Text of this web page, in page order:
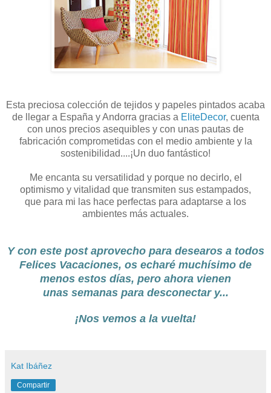
Esta preciosa colección de tejidos y papeles pintados acaba
de llegar a España y Andorra gracias a EliteDecor, cuenta
con unos precios asequibles y con unas pautas de
fabricación comprometidas con el medio ambiente y la
sostenibilidad....¡Un duo fantástico!
Me encanta su versatilidad y porque no decirlo, el
optimismo y vitalidad que transmiten sus estampados,
que para mi las hace perfectas para adaptarse a los
ambientes más actuales.
Y con este post aprovecho para desearos a todos
Felices Vacaciones, os echaré muchísimo de
menos estos días, pero ahora vienen
unas semanas para desconectar y...
¡Nos vemos a la vuelta!
Kat Ibáñez
Compartir